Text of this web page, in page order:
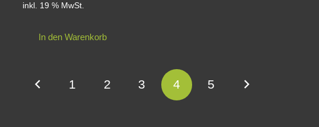
inkl. 19 % MwSt.
In den Warenkorb
Seitennummerierung
1 2 3 4 5